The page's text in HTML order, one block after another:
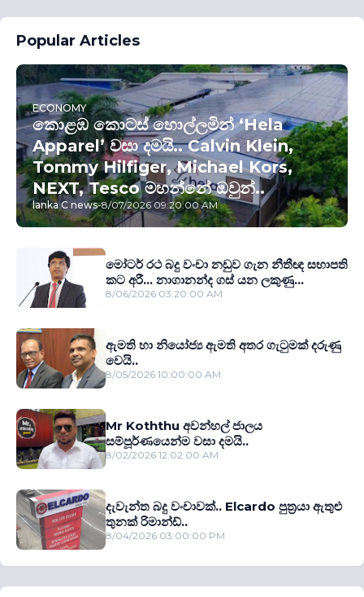
Popular Articles
ECONOMY
කොළඹ කොටස් හොල්ලමින් ‘Hela
Apparel’ වසා දමයි.. Calvin Klein,
Tommy Hilfiger, Michael Kors,
NEXT, Tesco මහන්නේ ඔවුන්..
lanka C news-8/07/2026 09:20:00 AM
මෝටර් රථ බදු වංචා නඩුව ගැන නීතීඥ සභාපති
කට අරී... නාගානන්ද ගස් යන ලකුණු...
8/06/2026 03:20:00 AM
ඇමති හා නියෝජ්‍ය ඇමති අතර ගැටුමක් දරුණු
වෙයි..
8/05/2026 10:00:00 AM
Mr Koththu අවන්හල් ජාලය
සම්පූර්ණයෙන්ම වසා දමයි..
8/02/2026 12:02:00 AM
දැවැන්ත බදු වංචාවක්.. Elcardo පුත‍්‍රයා ඇතුළු
තුනක් රිමාන්ඩ්..
8/04/2026 03:00:00 PM